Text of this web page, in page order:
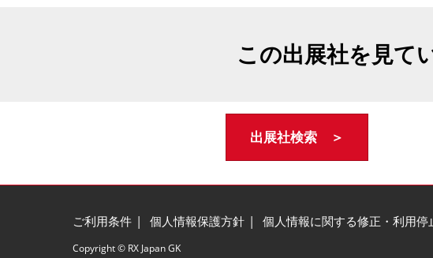
この出展社を見て
出展社検索 ＞
ご利用条件 個人情報保護方針 個人情報に関する修正・利用停
Copyright © RX Japan GK